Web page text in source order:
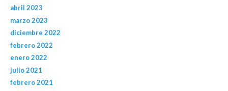
abril 2023
marzo 2023
diciembre 2022
febrero 2022
enero 2022
julio 2021
febrero 2021